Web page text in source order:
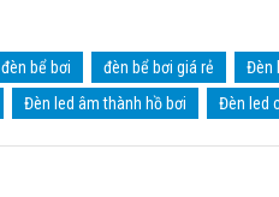
đèn bể bơi đèn bể bơi giá rẻ
Đèn
Đèn led âm thành hồ bơi Đèn led